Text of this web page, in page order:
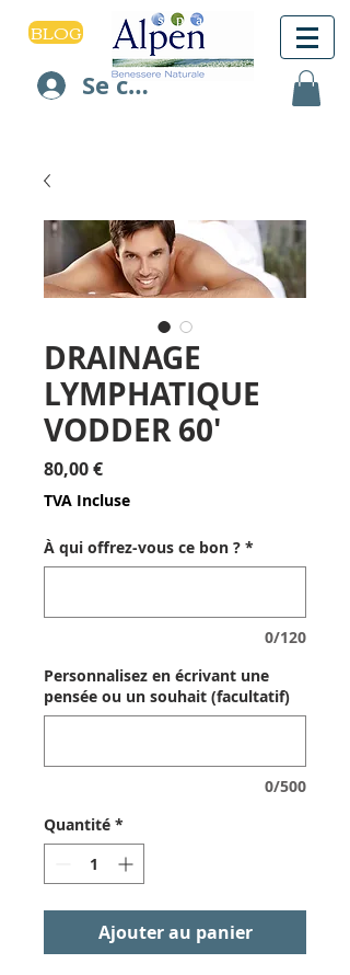
BLOG
Se connecter
DRAINAGE
LYMPHATIQUE
VODDER 60'
80,00 €Prix
TVA Incluse
À qui offrez-vous ce bon ? *
0/120
Personnalisez en écrivant une
pensée ou un souhait (facultatif)
0/500
Quantité *
Ajouter au panier